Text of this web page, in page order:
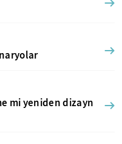
mi yeniden dizayn